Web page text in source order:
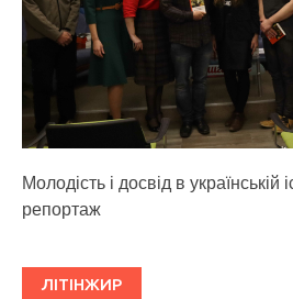
Молодість і досвід в українській
репортаж
ЛІТІНЖИР